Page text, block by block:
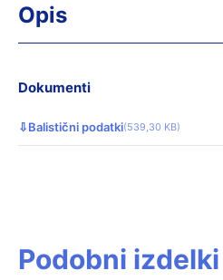
Opis
Dokumenti
⇩Balistični podatki(539,30 KB)
Podobni izdelki